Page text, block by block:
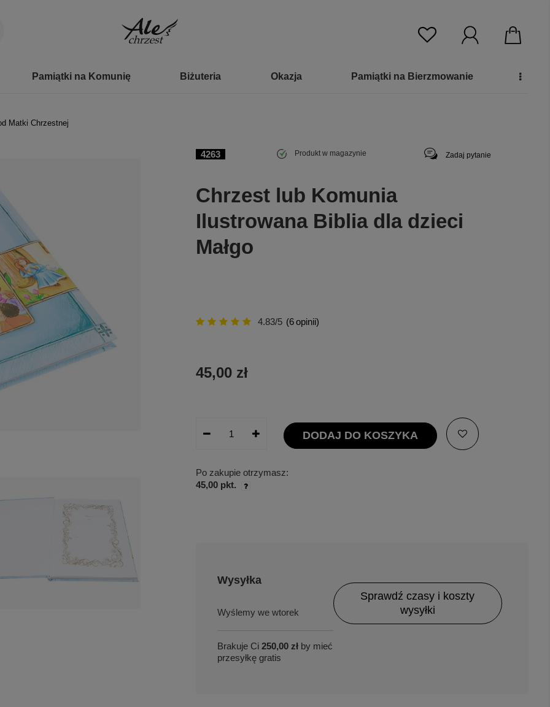
Pamiątki na Komunię Biżuteria Okazja Pamiątki na Bierzmowanie
Matki Chrzestnej
4263 Produkt w magazynie Zadaj pytanie
Chrzest lub Komunia
Ilustrowana Biblia dla dzieci
Małgo
4.83/5 (6opinii)
45,00 zł
DODAJ DO KOSZYKA
Po zakupie otrzymasz:
45,00 pkt.
Wysyłka
we wtorek
Brakuje Ci 250,00 zł by mieć
przesyłkę gratis
Sprawdź czasy i koszty
wysyłki